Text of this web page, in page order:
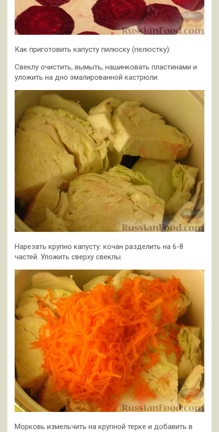
Как приготовить капусту пилюску (пелюстку):
Свеклу очистить, вымыть, нашинковать пластинами и
уложить на дно эмалированной кастрюли.
Нарезать крупно капусту: кочан разделить на 6-8
частей. Уложить сверху свеклы.
Морковь измельчить на крупной терке и добавить в